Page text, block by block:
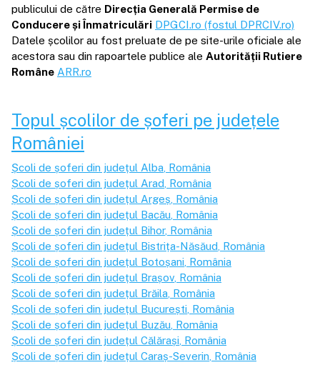
publicului de către Direcția Generală Permise de
Conducere și Înmatriculări DPGCI.ro (fostul DPRCIV.ro)
Datele școlilor au fost preluate de pe site-urile oficiale ale
acestora sau din rapoartele publice ale Autorității Rutiere
Române ARR.ro
Topul școlilor de șoferi pe județele
României
Școli de șoferi din județul Alba , România
Școli de șoferi din județul Arad , România
Școli de șoferi din județul Argeș , România
Școli de șoferi din județul Bacău , România
Școli de șoferi din județul Bihor, România
Școli de șoferi din județul Bistrița-Năsăud , România
Școli de șoferi din județul Botoșani , România
Școli de șoferi din județul Brașov , România
Școli de șoferi din județul Brăila , România
Școli de șoferi din județul București , România
Școli de șoferi din județul Buzău , România
Școli de șoferi din județul Călărași , România
Școli de șoferi din județul Caraș-Severin , România